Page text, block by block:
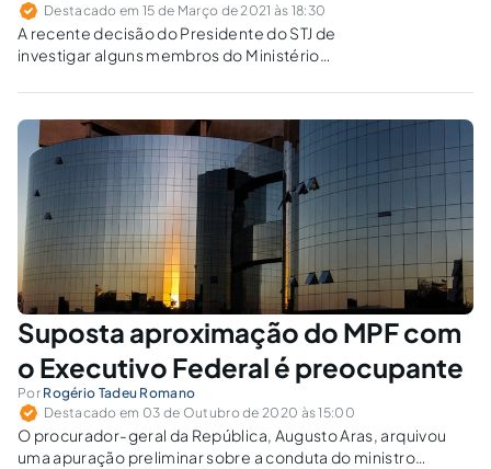
Destacado em 15 de Março de 2021 às 18:30
A recente decisão do Presidente do STJ de
investigar alguns membros do Ministério
aquele Tribunal: uma afronta ao art. 18 da Lei
Complementar nº 75/93.
Suposta aproximação do MPF com
o Executivo Federal é preocupante
Por Rogério Tadeu Romano
Destacado em 03 de Outubro de 2020 às 15:00
O procurador-geral da República, Augusto Aras, arquivou
uma apuração preliminar sobre a conduta do ministro